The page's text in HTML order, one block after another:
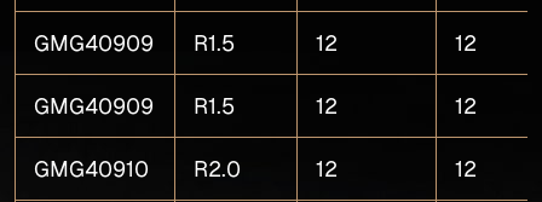
GMG40909 R1.5 12 12
GMG40909 R1.5 12 12
GMG40910 R2.0 12 12